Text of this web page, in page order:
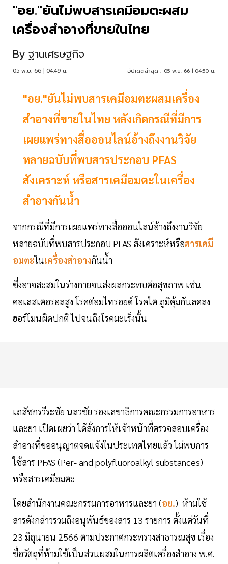
"อย."ยันไม่พบสารเคมีอมตะผสม
เครื่องสำอางที่ขายในไทย
By ฐานเศรษฐกิจ
05 พ.ย. 66 | 04:49 น. อัปเดตล่าสุด : 05 พ.ย. 66 | 04:50 น.
"อย."ยันไม่พบสารเคมีอมตะผสมเครื่อง
สำอางที่ขายในไทย หลังเกิดกรณีที่มีการ
เผยแพร่ทางสื่อออนไลน์อ้างถึงงานวิจัย
หลายฉบับที่พบสารประกอบ PFAS
สังเคราะห์ หรือสารเคมีอมตะในเครื่อง
สำอางกันน้ำ
จากกรณีที่มีการเผยแพร่ทางสื่อออนไลน์อ้างถึงงานวิจัย
หลายฉบับที่พบสารประกอบ PFAS สังเคราะห์หรือสารเคมี
อมตะในเครื่องสำอางกันน้ำ
ซึ่งอาจสะสมในร่างกายจนส่งผลกระทบต่อสุขภาพ เช่น
คอเลสเตอรอลสูง โรคต่อมไทรอยด์ โรคไต ภูมิคุ้มกันลดลง
ฮอร์โมนผิดปกติ ไปจนถึงโรคมะเร็งนั้น
เภสัชกรวีระชัย นลวชัย รองเลขาธิการคณะกรรมการอาหาร
และยา เปิดเผยว่า ได้สั่งการให้เจ้าหน้าที่ตรวจสอบเครื่อง
สำอางที่ขออนุญาตจดแจ้งในประเทศไทยแล้ว ไม่พบการ
ใช้สาร PFAS (Per- and polyfluoroalkyl substances)
หรือสารเคมีอมตะ
โดยสำนักงานคณะกรรมการอาหารและยา (อย.) ห้ามใช้
สารดังกล่าวรวมถึงอนุพันธ์ของสาร 13 รายการ ตั้งแต่วันที่
23 มิถุนายน 2566 ตามประกาศกระทรวงสาธารณสุข เรื่อง
ชื่อวัตถุที่ห้ามใช้เป็นส่วนผสมในการผลิตเครื่องสำอาง พ.ศ.